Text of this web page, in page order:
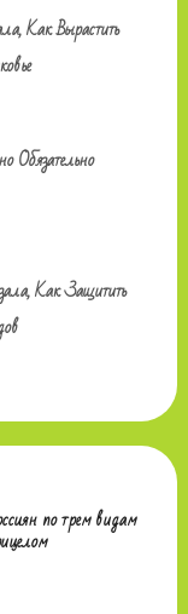
Как Вырастить
Как Защитить
по трем видам